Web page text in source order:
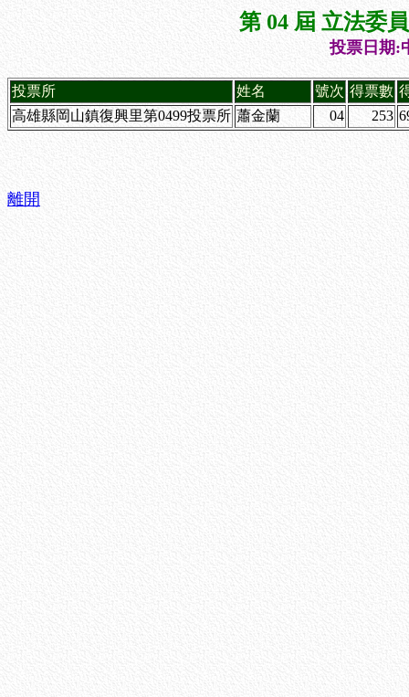
第 04 屆 立法委
投票日期:
投票所 姓名 號次 得票數
高雄縣岡山鎮復興里第0499投票所 蕭金蘭 04 253
離開